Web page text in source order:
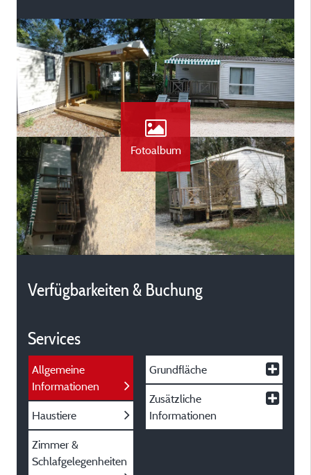
Fotoalbum
Verfügbarkeiten & Buchung
Services
Allgemeine
Informationen
Haustiere
Zimmer &
Schlafgelegenheiten
Grundfläche
Zusätzliche
Informationen